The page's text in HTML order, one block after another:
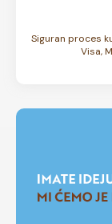
Siguran proces
Visa,